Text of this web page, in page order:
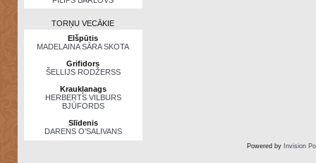
TORŅU VECĀKIE
Elšpūtis
MADELAINA SĀRA SKOTA
Grifidors
ŠELLIJS RODŽERSS
Kraukļanags
HERBERTS VILBURS
BJŪFORDS
Slīdenis
DARENS O’SALIVANS
Powered by Invision